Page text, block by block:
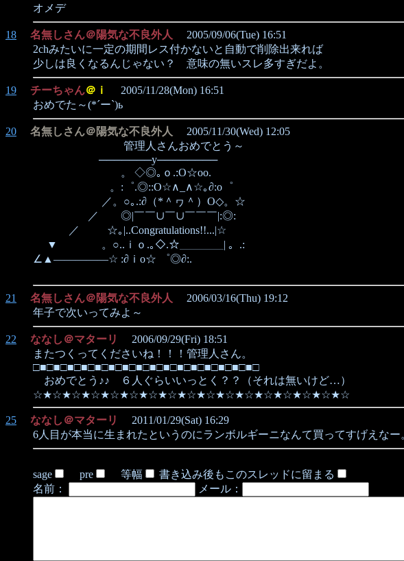
オメデ
18 名無しさん＠陽気な不良外人
2005/09/06(Tue) 16:51
2chみたいに一定の期間レス付かないと自動で削除出来れば
少しは良くなるんじゃない？ 意味の無いスレ多すぎだよ。
19 チーちゃん＠ｉ
2005/11/28(Mon) 16:51
おめでた～(*´ー`)ь
20 名無しさん＠陽気な不良外人
2005/11/30(Wed) 12:05
管理人さんおめでとう～
───────y────────
。 ◇◎｡ｏ.:O☆οo.
。:゜.◎::O☆∧_∧☆｡∂:o゜
／。○｡.:∂（*＾ヮ＾）O◇。☆
／ ◎|￣￣∪￣∪￣￣￣|:◎:
／ ☆｡|..Congratulations!!...|☆
▼ 。○..ｉｏ.｡◇.☆＿＿＿＿| 。.:
∠▲―――――☆ :∂ｉo☆ ゜◎∂:.
21 名無しさん＠陽気な不良外人
2006/03/16(Thu) 19:12
年子で次いってみよ～
22 ななし＠マターリ
2006/09/29(Fri) 18:51
またつくってくださいね！！！管理人さん。
□■□■□■□■□■□■□■□■□■□■□■□■□■□■□■□■□
おめでとう♪♪ ６人ぐらいいっとく？？（それは無いけど…）
☆★☆★☆★☆★☆★☆★☆★☆★☆★☆★☆★☆★☆★☆★☆★☆★☆
25 ななし＠マターリ
2011/01/29(Sat) 16:29
6人目が本当に生まれたというのにランボルギーニなんて買ってすげえな
sage pre 等幅
書き込み後もこのスレッドに留まる
名前：
メール：